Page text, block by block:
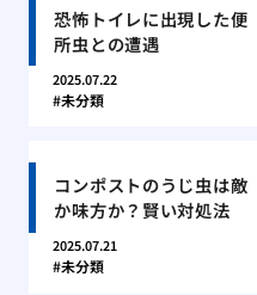
恐怖トイレに出現した便
所虫との遭遇
2025.07.22
未分類
コンポストのうじ虫は敵
か味方か？賢い対処法
2025.07.21
未分類